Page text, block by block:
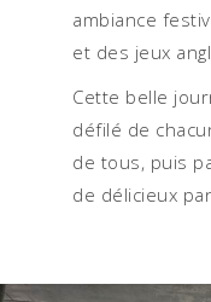
ambiance
et des jeux
Cette belle
défilé de
de tous, puis
de délicieux